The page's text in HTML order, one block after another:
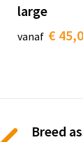
large
vanaf €
Breed